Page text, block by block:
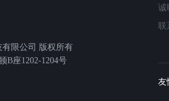
有限公司 版权所有
B座1202-1204号
诚
联